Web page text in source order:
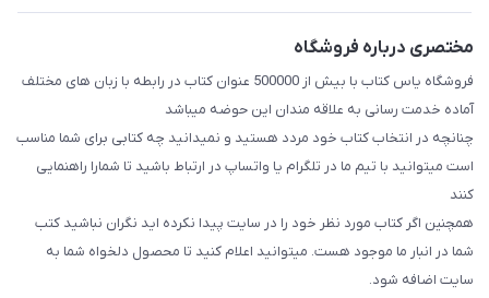
مختصری درباره فروشگاه
فروشگاه یاس کتاب با بیش از 500000 عنوان کتاب در رابطه با زبان های مختلف
آماده خدمت رسانی به علاقه مندان این حوضه میباشد
چنانچه در انتخاب کتاب خود مردد هستید و نمیدانید چه کتابی برای شما مناسب
است میتوانید با تیم ما در تلگرام یا واتساپ در ارتباط باشید تا شما‌را راهنمایی
کنند
همچنین اگر کتاب مورد نظر خود را در سایت پیدا نکرده اید نگران نباشید کتب
شما در انبار ما موجود هست. میتوانید اعلام کنید تا محصول دلخواه شما به
سایت اضافه شود.